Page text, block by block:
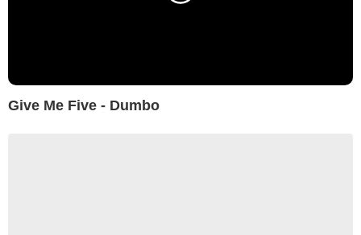
Give Me Five - Dumbo